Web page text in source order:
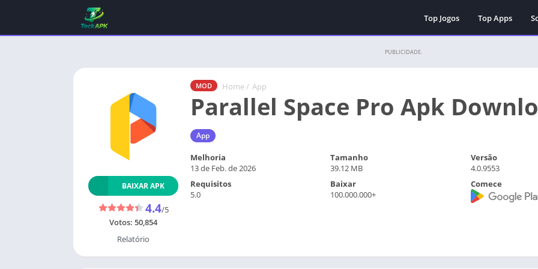
Top Jogos Top Apps
PUBLICIDADE.
MOD Home / App
Parallel Space Pro Apk
App
BAIXAR APK
4.4/5
Votos: 50,854
Relatório
Melhoria
13 de Feb. de 2026
Tamanho
39.12 MB
Versão
4.0.9553
Requisitos
5.0
Baixar
100.000.000+
Comece